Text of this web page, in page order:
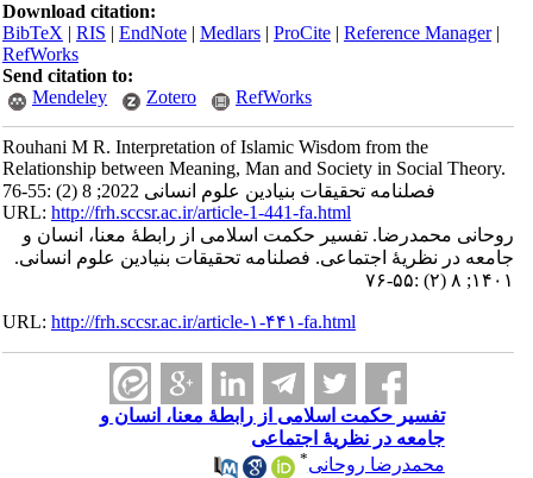
Download citation:
BibTeX|RIS|EndNote|Medlars|ProCite|Reference Manager
RefWorks
Send citation to:
Mendeley
Zotero RefWorks
Rouhani M R. Interpretation of Islamic Wisdom from the
Relationship between Meaning, Man and Society in Social Theory.
فصلنامه تحقیقات بنیادین علوم انسانی 2022; 8 (2) :55-76
URL:http://frh.sccsr.ac.ir/article-1-441-fa.html
روحانی محمدرضا. تفسیر حکمت اسلامی از رابطۀ معنا، انسان و
جامعه در نظریۀ اجتماعی. فصلنامه تحقیقات بنیادین علوم انسانی.
۱۴۰۱; ۸ (۲) :۵۵-۷۶
URL:http://frh.sccsr.ac.ir/article-۱-۴۴۱-fa.html
تفسیر حکمت اسلامی از رابطۀ معنا، انسان و
جامعه در نظریۀ اجتماعی
محمدرضا روحانی